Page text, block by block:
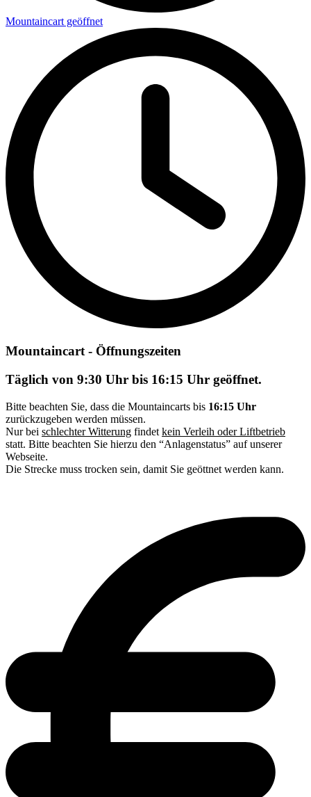
Mountaincart geöffnet
Mountaincart - Öffnungszeiten
Täglich von 9:30 Uhr bis 16:15 Uhr geöffnet.
Bitte beachten Sie, dass die Mountaincarts bis 16:15 Uhr
zurückzugeben werden müssen.
Nur bei schlechter Witterung findet kein Verleih oder Liftbetrieb
statt. Bitte beachten Sie hierzu den “Anlagenstatus” auf unserer
Webseite.
Die Strecke muss trocken sein, damit Sie geöttnet werden kann.